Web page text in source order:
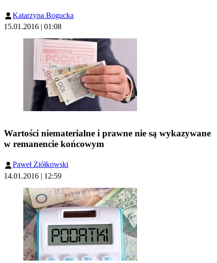
Katarzyna Bogucka
15.01.2016 | 01:08
Wartości niematerialne i prawne nie są wykazywane
w remanencie końcowym
Paweł Ziółkowski
14.01.2016 | 12:59